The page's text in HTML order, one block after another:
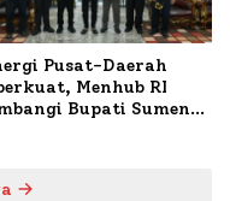
Pusat-Daerah
Menhub RI
Bupati Sumenep